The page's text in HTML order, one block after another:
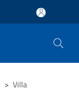
> Villa